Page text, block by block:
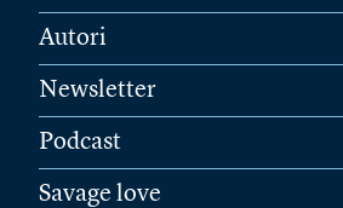
Autori
Newsletter
Podcast
Savage love